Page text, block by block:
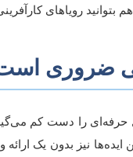
بتوانید رویاهای
ضروری
حرفه‌ای را دست کم
نیز بدون یک